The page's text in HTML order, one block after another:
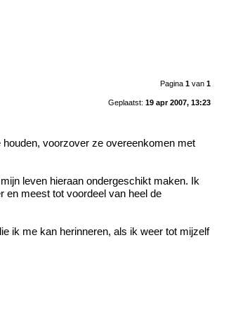
Pagina 1van 1
Geplaatst: 19 apr 2007, 13:23
voorzover ze overeenkomen met
leven hieraan ondergeschikt maken. Ik
en meest tot voordeel van heel de
ik me kan herinneren, als ik weer tot mijzelf